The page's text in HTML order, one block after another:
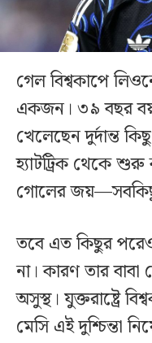
গেল বিশ্বকাপে
একজন। ৩৯ বছর
খেলেছেন দুর্দান্ত
হ্যাটট্রিক থেকে শুরু
গোলের
তবে এত কিছুর
না। কারণ তার
অসুস্থ। যুক্তরাষ্ট্রে
মেসি এই দুশ্চিন্তা